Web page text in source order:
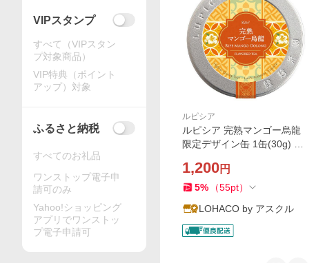
ルピシア
ルピシア 完熟マンゴー烏龍
限定デザイン缶 1缶(30g) 茶
1,200円
5% （55pt）
LOHACO by アスクル
VIPスタンプ
すべて（VIPスタン
プ対象商品）
VIP特典（ポイント
アップ）対象
ふるさと納税
すべてのお礼品
ワンストップ電子申
請可のみ
Yahoo!ショッピング
アプリでワンストッ
プ電子申請可